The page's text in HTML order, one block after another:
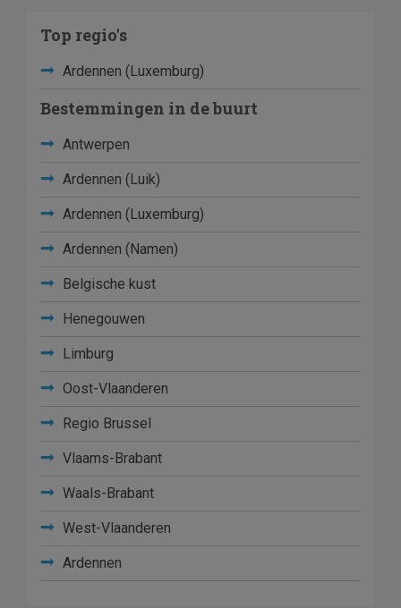
Top regio's
Ardennen (Luxemburg)
Bestemmingen in de buurt
Antwerpen
Ardennen (Luik)
Ardennen (Luxemburg)
Ardennen (Namen)
Belgische kust
Henegouwen
Limburg
Oost-Vlaanderen
Regio Brussel
Vlaams-Brabant
Waals-Brabant
West-Vlaanderen
Ardennen